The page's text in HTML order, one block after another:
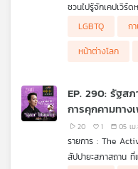
บทความ
ชวนไปรู้จักเคปเวิร์
สุดร้อนแรงในการ
ไม่กี่ประเทศในแอ
อยู่ท่ามกลางภูมิภา
เทศมนตรีหญิงญี่ปุ่น
LGBTQ ก
หน้าต่างโลก
EP. 290: รัฐส
การคุกคามทาง
20 1 05 เ
รายการ : The
สัปปายะสภาสถาน